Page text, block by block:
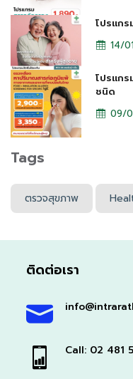
โปรแก
14/
โปรแก
ชนิด
09/
Tags
ตรวจสุขภาพ
ติดต่อเรา
Call: 02 481